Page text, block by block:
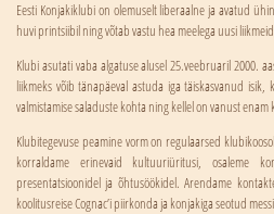
Eesti Konjakiklubi on olemuselt liberaalne ja avatud
huvi printsiibil ning võtab vastu hea meelega uusi
Klubi asutati vaba algatuse alusel 25.veebruaril 2000.
liikmeks võib tänapäeval astuda iga täiskasvanud
valmistamise saladuste kohta ning kellel on vanust enam
Klubitegevuse peamine vorm on regulaarsed
korraldame erinevaid kultuuriüritusi, osaleme
presentatsioonidel ja õhtusöökidel. Arendame
koolitusreise Cognac’i piirkonda ja konjakiga seotud